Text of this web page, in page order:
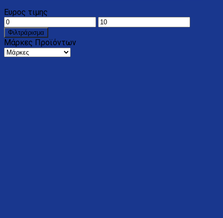
Ευρος τιμης
Φιλτράρισμα
Μάρκες Προϊόντων